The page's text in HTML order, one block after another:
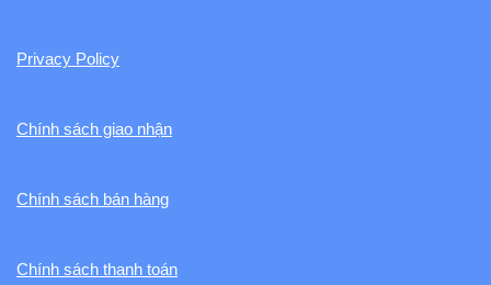
Privacy Policy
Chính sách giao nhận
Chính sách bán hàng
Chính sách thanh toán